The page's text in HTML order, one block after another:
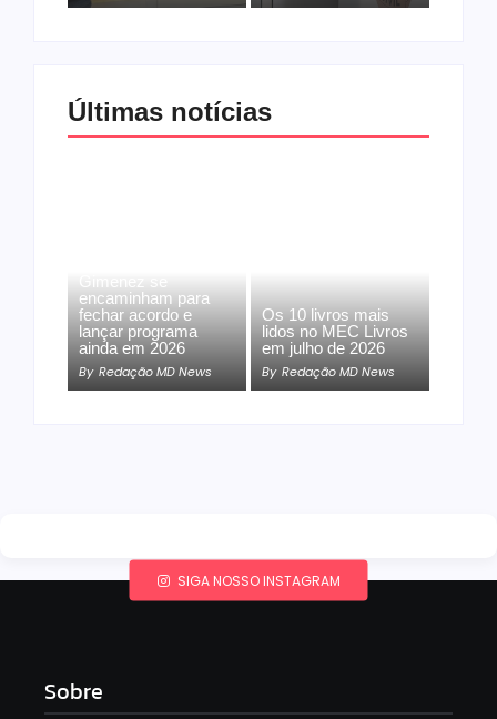
Últimas notícias
encaminham para
fechar acordo e
lançar programa
ainda em 2026
By Redação MD News
Os 10 livros mais
lidos no MEC Livros
em julho de 2026
By Redação MD News
SIGA NOSSO INSTAGRAM
Sobre